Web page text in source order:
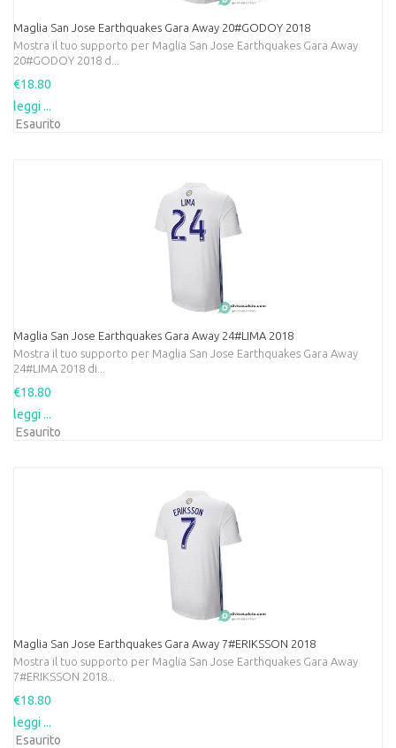
Maglia San Jose Earthquakes Gara Away 20#GODOY 2018
Mostra il tuo supporto per Maglia San Jose Earthquakes Gara Away
20#GODOY 2018 d...
€18.80
leggi ...
Esaurito
Maglia San Jose Earthquakes Gara Away 24#LIMA 2018
Mostra il tuo supporto per Maglia San Jose Earthquakes Gara Away
24#LIMA 2018 di...
€18.80
leggi ...
Esaurito
Maglia San Jose Earthquakes Gara Away 7#ERIKSSON 2018
Mostra il tuo supporto per Maglia San Jose Earthquakes Gara Away
7#ERIKSSON 2018...
€18.80
leggi ...
Esaurito